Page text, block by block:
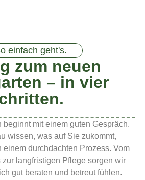
einfach geht's.
zum neuen
– in vier
beginnt mit einem guten Gespräch.
wissen, was auf Sie zukommt,
einem durchdachten Prozess. Vom
zur langfristigen Pflege sorgen wir
gut beraten und betreut fühlen.